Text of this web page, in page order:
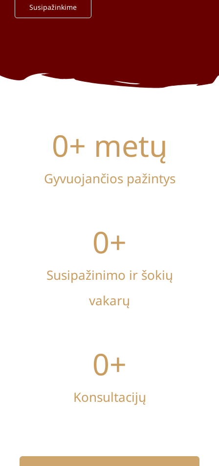
Susipažinkime
0+ metų
Gyvuojančios pažintys
0+
Susipažinimo ir šokių
vakarų
0+
Konsultacijų